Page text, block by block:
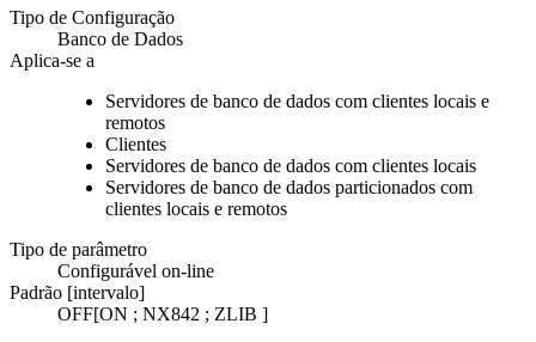
Tipo de Configuração
Banco de Dados
Aplica-se a
Servidores de banco de dados com clientes locais e
remotos
Clientes
Servidores de banco de dados com clientes locais
Servidores de banco de dados particionados com
clientes locais e remotos
Tipo de parâmetro
Configurável on-line
Padrão [intervalo]
OFF[ON ; NX842 ; ZLIB ]